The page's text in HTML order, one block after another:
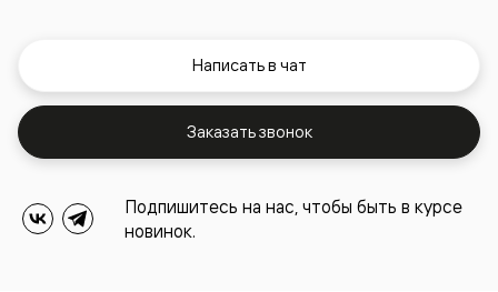
Написать в чат
Заказать звонок
Подпишитесь на нас, чтобы быть в курсе
новинок.